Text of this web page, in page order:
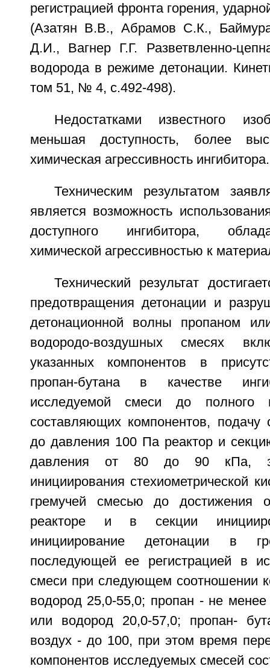
регистрацией фронта горения,
(Азатян В.В., Абрамов С.К.,
Д.И., Вагнер Г.Г. Разветвленно-
водорода в режиме детонации.
том 51, № 4, с.492-498).
Недостатками известного
меньшая доступность, более
химическая агрессивность ингибитора.
Техническим результатом
является возможность
доступного ингибитора,
химической агрессивностью к
Технический результат
предотвращения детонации и
детонационной волны пропаном
водородо-воздушных смесях
указанных компонентов в
пропан-бутана в качестве
исследуемой смеси до полного
составляющих компонентов, подачу
до давления 100 Па реактор и
давления от 80 до 90 кПа,
инициирования стехиометрической
гремучей смесью до достижения
реакторе и в секции
инициирование детонации в
последующей ее регистрацией в
смеси при следующем соотношении
водород 25,0-55,0; пропан - не
или водород 20,0-57,0; пропан-
воздух - до 100, при этом время
компонентов исследуемых смесей